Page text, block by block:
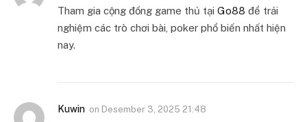
Tham gia cộng đồng game thủ tại Go88 để trải
nghiệm các trò chơi bài, poker phổ biến nhất hiện
nay.
Kuwin on Desember 3, 2025 21:48